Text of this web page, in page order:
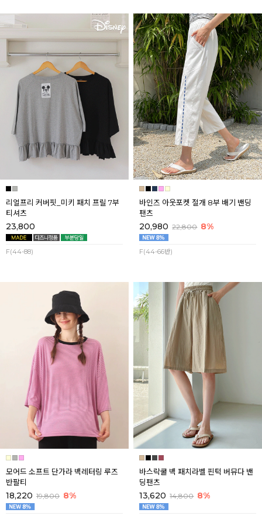
리얼프리 커버핏_미키 패치 프릴 7부
티셔츠
23,800
F(44-88)
바인즈 아웃포켓 절개 8부 배기 밴딩
팬츠
20,980 22,800 8%
F(44-66반)
모어드 소프트 단가라 백레터링 루즈
반팔티
18,220 19,800 8%
바스락쿨 백 패치라벨 핀턱 버뮤다 밴
딩팬츠
13,620 14,800 8%